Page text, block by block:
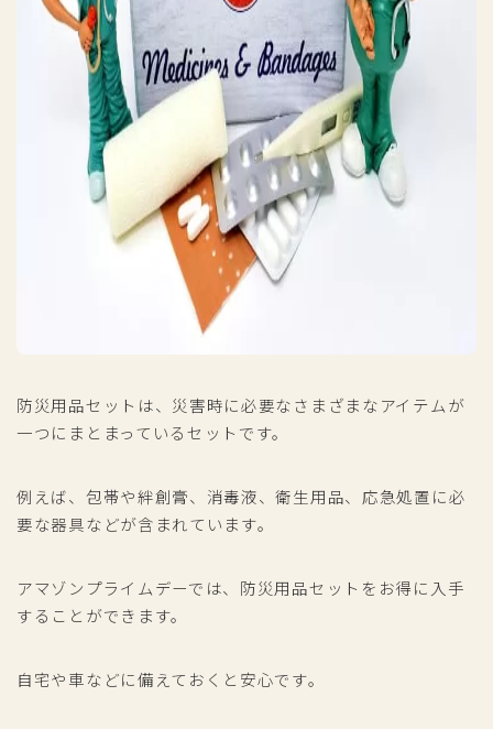
防災用品セットは、災害時に必要なさまざまなアイテムが
一つにまとまっているセットです。
例えば、包帯や絆創膏、消毒液、衛生用品、応急処置に必
要な器具などが含まれています。
アマゾンプライムデーでは、防災用品セットをお得に入手
することができます。
自宅や車などに備えておくと安心です。